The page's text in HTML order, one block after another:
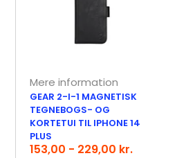
Mere information
GEAR 2-I-1 MAGNETISK
TEGNEBOGS- OG
KORTETUI TIL IPHONE 14
PLUS
153,00 - 229,00 kr.